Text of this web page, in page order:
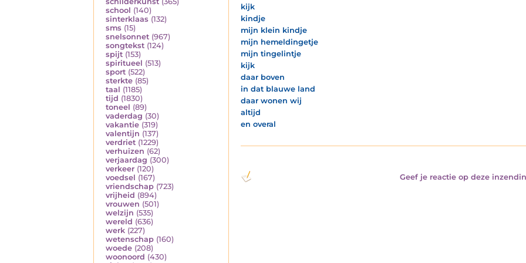
school (140)
sinterklaas (132)
sms (15)
snelsonnet (967)
songtekst (124)
spijt (153)
spiritueel (513)
sport (522)
sterkte (85)
taal (1185)
tijd (1830)
toneel (89)
vaderdag (30)
vakantie (319)
valentijn (137)
verdriet (1229)
verhuizen (62)
verjaardag (300)
verkeer (120)
voedsel (167)
vriendschap (723)
vrijheid (894)
vrouwen (501)
welzijn (535)
wereld (636)
werk (227)
wetenschap (160)
woede (208)
woonoord (430)
kijk
kindje
mijn klein kindje
mijn hemeldingetje
mijn tingelintje
kijk
daar boven
in dat blauwe land
daar wonen wij
altijd
en overal
Geef je reactie op deze